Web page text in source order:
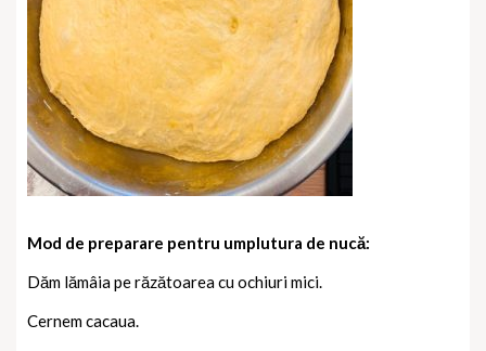
Mod de preparare pentru umplutura de nucă:
Dăm lămâia pe răzătoarea cu ochiuri mici.
Cernem cacaua.